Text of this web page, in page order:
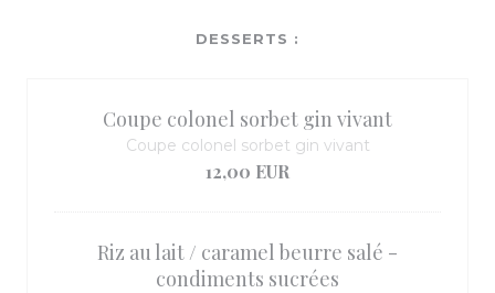
DESSERTS :
Coupe colonel sorbet gin vivant
Coupe colonel sorbet gin vivant
12,00 EUR
Riz au lait / caramel beurre salé -
condiments sucrées